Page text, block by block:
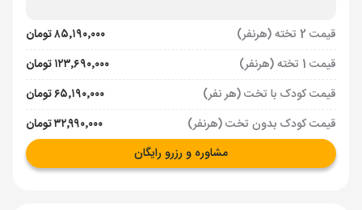
قیمت 2 تخته (هرنفر)
۸۵٬۱۹۰٬۰۰۰ تومان
قیمت 1 تخته (هرنفر)
۱۲۳٬۶۹۰٬۰۰۰ تومان
قیمت کودک با تخت (هر نفر)
۶۵٬۱۹۰٬۰۰۰ تومان
قیمت کودک بدون تخت (هرنفر)
۳۲٬۹۹۰٬۰۰۰ تومان
مشاوره و رزرو رایگان